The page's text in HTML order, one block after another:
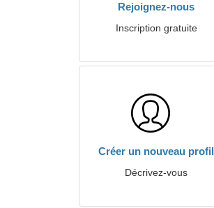
Rejoignez-nous
Inscription gratuite
Créer un nouveau profil
Décrivez-vous